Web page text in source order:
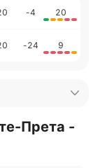
-4 20
-24 9
Прета -